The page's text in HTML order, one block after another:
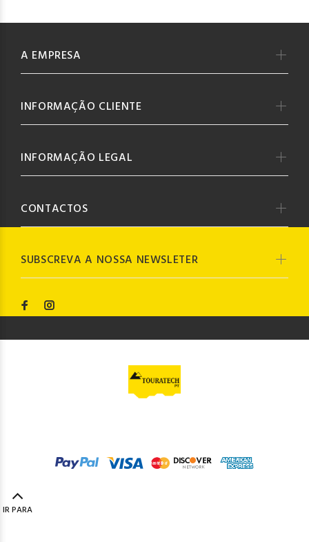
SUBSCREVA A NOSSA NEWSLETER
A EMPRESA
INFORMAÇÃO CLIENTE
INFORMAÇÃO LEGAL
CONTACTOS
IR PARA